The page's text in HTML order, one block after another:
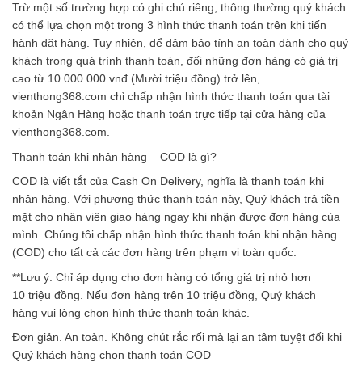
Trừ một số trường hợp có ghi chú riêng, thông thường quý khách
có thể lựa chọn một trong 3 hình thức thanh toán trên khi tiến
hành đặt hàng. Tuy nhiên, để đảm bảo tính an toàn dành cho quý
khách trong quá trình thanh toán, đối những đơn hàng có giá trị
cao từ 10.000.000 vnđ (Mười triệu đồng) trở lên,
vienthong368.com chỉ chấp nhận hình thức thanh toán qua tài
khoản Ngân Hàng hoặc thanh toán trực tiếp tại cửa hàng của
vienthong368.com.
Thanh toán khi nhận hàng – COD là gì?
COD là viết tắt của Cash On Delivery, nghĩa là thanh toán khi
nhận hàng. Với phương thức thanh toán này, Quý khách trả tiền
mặt cho nhân viên giao hàng ngay khi nhận được đơn hàng của
mình. Chúng tôi chấp nhận hình thức thanh toán khi nhận hàng
(COD) cho tất cả các đơn hàng trên phạm vi toàn quốc.
**Lưu ý: Chỉ áp dụng cho đơn hàng có tổng giá trị nhỏ hơn
10 triệu đồng. Nếu đơn hàng trên 10 triệu đồng, Quý khách
hàng vui lòng chọn hình thức thanh toán khác.
Đơn giản. An toàn. Không chút rắc rối mà lại an tâm tuyệt đối khi
Quý khách hàng chọn thanh toán COD